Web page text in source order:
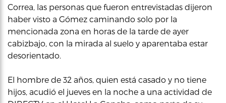
Correa, las personas que fueron entrevistadas dijeron
haber visto a Gómez caminando solo por la
mencionada zona en horas de la tarde de ayer
cabizbajo, con la mirada al suelo y aparentaba estar
desorientado.
El hombre de 32 años, quien está casado y no tiene
hijos, acudió el jueves en la noche a una actividad de